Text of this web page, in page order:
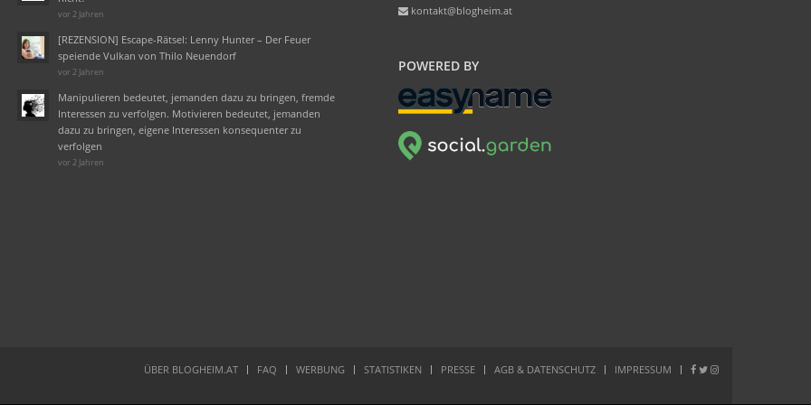
vor 2 Jahren
[REZENSION] Escape-Rätsel: Lenny Hunter – Der Feuer
speiende Vulkan von Thilo Neuendorf
vor 2 Jahren
Manipulieren bedeutet, jemanden dazu zu bringen, fremde
Interessen zu verfolgen. Motivieren bedeutet, jemanden
dazu zu bringen, eigene Interessen konsequenter zu
verfolgen
vor 2 Jahren
kontakt@blogheim.at
POWERED BY
ÜBER BLOGHEIM.AT FAQ WERBUNG STATISTIKEN PRESSE AGB & DATENSCHUTZ IMPRESSUM